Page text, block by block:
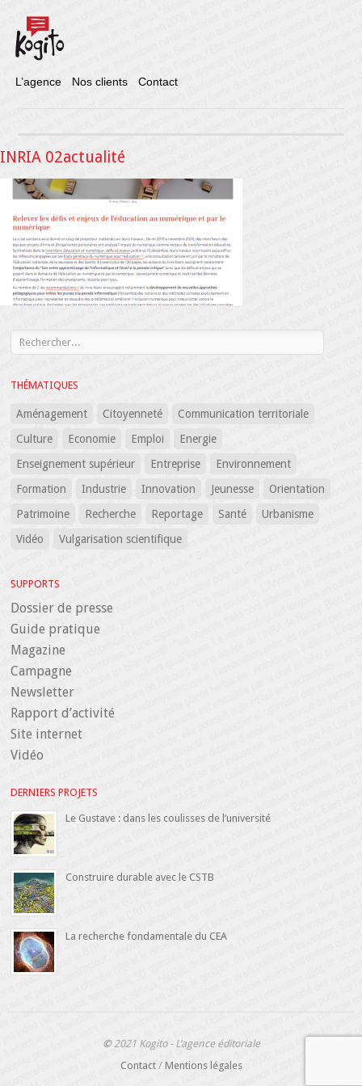
L’agence Nos clients Contact
INRIA 02actualité
THÉMATIQUES
Aménagement Citoyenneté
Communication territoriale
Culture
Economie Emploi
Energie
Enseignement supérieur
Entreprise
Environnement
Formation
Industrie Innovation Jeunesse
Orientation
Patrimoine
Recherche Reportage Santé
Urbanisme
Vidéo
Vulgarisation scientifique
SUPPORTS
Dossier de presse
Guide pratique
Magazine
Campagne
Newsletter
Rapport d’activité
Site internet
Vidéo
DERNIERS PROJETS
Le Gustave : dans les coulisses de l’université
Construire durable avec le CSTB
La recherche fondamentale du CEA
©2021 Kogito - L’agence éditoriale
Contact/ Mentions légales